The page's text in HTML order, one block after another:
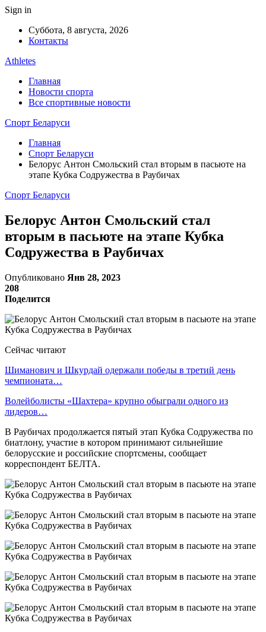
Sign in
Суббота, 8 августа, 2026
Контакты
Athletes
Главная
Новости спорта
Все спортивные новости
Спорт Беларуси
Главная
Спорт Беларуси
Белорус Антон Смольский стал вторым в пасьюте на
этапе Кубка Содружества в Раубичах
Спорт Беларуси
Белорус Антон Смольский стал
вторым в пасьюте на этапе Кубка
Содружества в Раубичах
Опубликовано Янв 28, 2023
208
Поделится
Сейчас читают
Шиманович и Шкурдай одержали победы в третий день
чемпионата…
Волейболисты «Шахтера» крупно обыграли одного из
лидеров…
В Раубичах продолжается пятый этап Кубка Содружества по
биатлону, участие в котором принимают сильнейшие
белорусские и российские спортсмены, сообщает
корреспондент БЕЛТА.